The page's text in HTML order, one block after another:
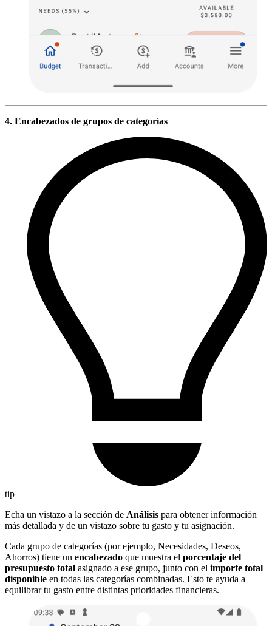
4. Encabezados de grupos de categorías
tip
Echa un vistazo a la sección de Análisis para obtener información
más detallada y de un vistazo sobre tu gasto y tu asignación.
Cada grupo de categorías (por ejemplo, Necesidades, Deseos,
Ahorros) tiene un encabezado que muestra el porcentaje del
presupuesto total asignado a ese grupo, junto con el importe total
disponible en todas las categorías combinadas. Esto te ayuda a
equilibrar tu gasto entre distintas prioridades financieras.